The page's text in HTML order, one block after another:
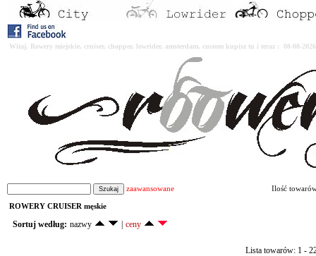
Witaj. Rowery miejskie, cruiser, chopper, lowrider, amsterdam, custom kupisz tu i teraz : 08-08-
zaawansowane Ilość
ROWERY CRUISER męskie
Sortuj według: nazwy ceny
Lista towarów: 1 -